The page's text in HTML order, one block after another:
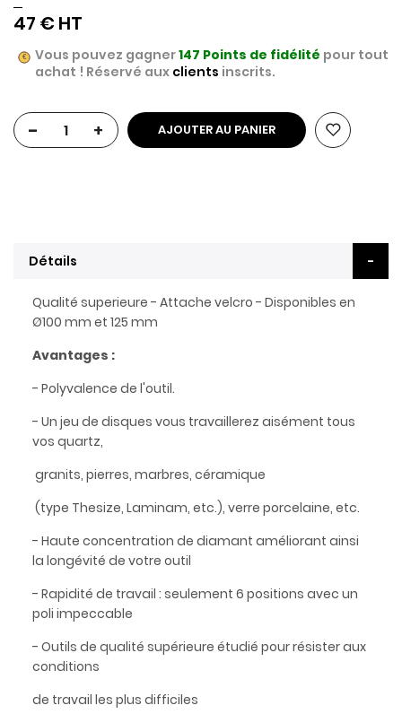
47 €
Vous pouvez gagner147 Points de fidélité pour tout
achat ! Réservé aux clients inscrits.
- + AJOUTER AU PANIER
Détails
Qualité superieure - Attache velcro - Disponibles en
Ø100 mm et 125 mm
Avantages :
- Polyvalence de l'outil.
- Un jeu de disques vous travaillerez aisément tous
vos quartz,
granits, pierres, marbres, céramique
(type Thesize, Laminam, etc.), verre porcelaine, etc.
- Haute concentration de diamant améliorant ainsi
la longévité de votre outil
- Rapidité de travail : seulement 6 positions avec un
poli impeccable
- Outils de qualité supérieure étudié pour résister aux
conditions
de travail les plus difficiles